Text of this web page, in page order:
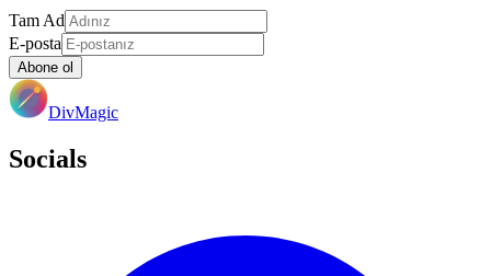
Tam Ad
E-posta
Abone ol
DivMagic
Socials